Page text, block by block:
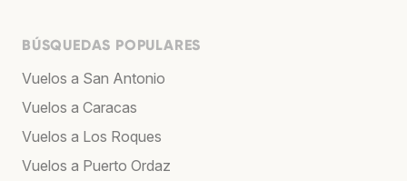
BÚSQUEDAS POPULARES
Vuelos a San Antonio
Vuelos a Caracas
Vuelos a Los Roques
Vuelos a Puerto Ordaz